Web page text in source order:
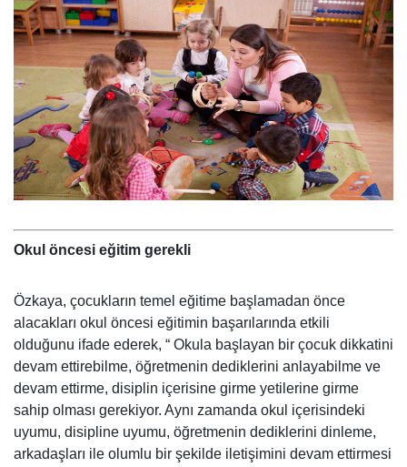
Okul öncesi eğitim gerekli
Özkaya, çocukların temel eğitime başlamadan önce
alacakları okul öncesi eğitimin başarılarında etkili
olduğunu ifade ederek, “ Okula başlayan bir çocuk dikkatini
devam ettirebilme, öğretmenin dediklerini anlayabilme ve
devam ettirme, disiplin içerisine girme yetilerine girme
sahip olması gerekiyor. Aynı zamanda okul içerisindeki
uyumu, disipline uyumu, öğretmenin dediklerini dinleme,
arkadaşları ile olumlu bir şekilde iletişimini devam ettirmesi